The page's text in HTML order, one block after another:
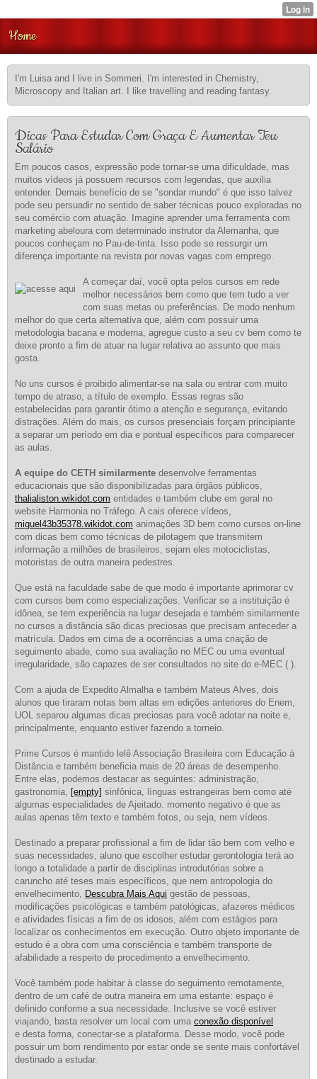
Home
I'm Luisa and I live in Sommeri. I'm interested in Chemistry,
Microscopy and Italian art. I like travelling and reading fantasy.
Dicas Para Estudar Com Graça E Aumentar Teu
Salário
Em poucos casos, expressão pode tornar-se uma dificuldade, mas
muitos vídeos já possuem recursos com legendas, que auxilia
entender. Demais benefício de se "sondar mundo" é que isso talvez
pode seu persuadir no sentido de saber técnicas pouco exploradas no
seu comércio com atuação. Imagine aprender uma ferramenta com
marketing abeloura com determinado instrutor da Alemanha, que
poucos conheçam no Pau-de-tinta. Isso pode se ressurgir um
diferença importante na revista por novas vagas com emprego.
A começar daí, você opta pelos cursos em rede
melhor necessários bem como que tem tudo a ver
com suas metas ou preferências. De modo nenhum
melhor do que certa alternativa que, além com possuir uma
metodologia bacana e moderna, agregue custo a seu cv bem como te
deixe pronto a fim de atuar na lugar relativa ao assunto que mais
gosta.
No uns cursos é proibido alimentar-se na sala ou entrar com muito
tempo de atraso, a título de exemplo. Essas regras são
estabelecidas para garantir ótimo a atenção e segurança, evitando
distrações. Além do mais, os cursos presenciais forçam principiante
a separar um período em dia e pontual específicos para comparecer
as aulas.
A equipe do CETH similarmente desenvolve ferramentas
educacionais que são disponibilizadas para órgãos públicos,
thalialiston.wikidot.com entidades e também clube em geral no
website Harmonia no Tráfego. A cais oferece vídeos,
miguel43b35378.wikidot.com animações 3D bem como cursos on-line
com dicas bem como técnicas de pilotagem que transmitem
informação a milhões de brasileiros, sejam eles motociclistas,
motoristas de outra maneira pedestres.
Que está na faculdade sabe de que modo é importante aprimorar cv
com cursos bem como especializações. Verificar se a instituição é
idônea, se tem experiência na lugar desejada e também similarmente
no cursos a distância são dicas preciosas que precisam anteceder a
matrícula. Dados em cima de a ocorrências a uma criação de
seguimento abade, como sua avaliação no MEC ou uma eventual
irregularidade, são capazes de ser consultados no site do e-MEC ( ).
Com a ajuda de Expedito Almalha e também Mateus Alves, dois
alunos que tiraram notas bem altas em edições anteriores do Enem,
UOL separou algumas dicas preciosas para você adotar na noite e,
principalmente, enquanto estiver fazendo a torneio.
Prime Cursos é mantido lelê Associação Brasileira com Educação à
Distância e também beneficia mais de 20 áreas de desempenho.
Entre elas, podemos destacar as seguintes: administração,
gastronomia, [empty] sinfônica, línguas estrangeiras bem como até
algumas especialidades de Ajeitado. momento negativo é que as
aulas apenas têm texto e também fotos, ou seja, nem vídeos.
Destinado a preparar profissional a fim de lidar tão bem com velho e
suas necessidades, aluno que escolher estudar gerontologia terá ao
longo a totalidade a partir de disciplinas introdutórias sobre a
caruncho até teses mais específicos, que nem antropologia do
envelhecimento, Descubra Mais Aqui gestão de pessoas,
modificações psicológicas e também patológicas, afazeres médicos
e atividades físicas a fim de os idosos, além com estágios para
localizar os conhecimentos em execução. Outro objeto importante de
estudo é a obra com uma consciência e também transporte de
afabilidade a respeito de procedimento a envelhecimento.
Você também pode habitar à classe do seguimento remotamente,
dentro de um café de outra maneira em uma estante: espaço é
definido conforme a sua necessidade. Inclusive se você estiver
viajando, basta resolver um local com uma conexão disponível
e desta forma, conectar-se a plataforma. Desse modo, você pode
possuir um bom rendimento por estar onde se sente mais confortável
destinado a estudar.